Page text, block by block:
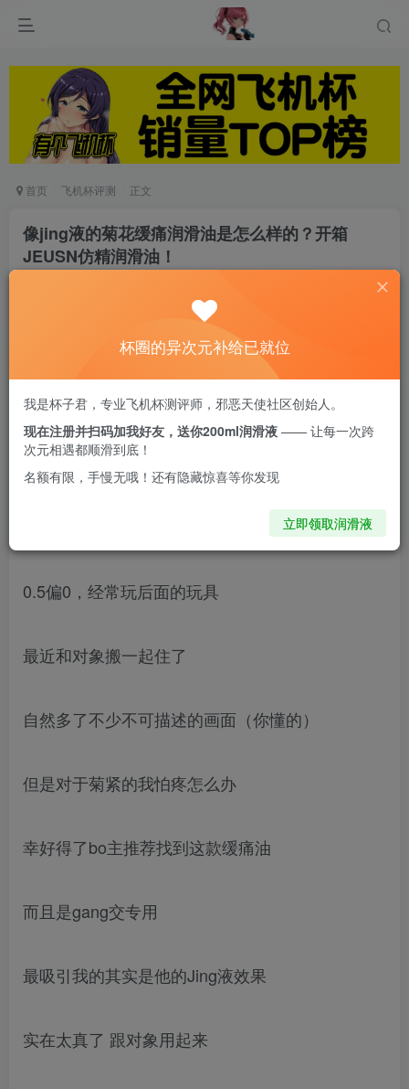
首页 飞机杯评测 正文
像jing液的菊花缓痛润滑油是怎么样的？开箱
JEUSN仿精润滑油！
菊花如何缓痛？让0号Gang交不痛的秘密是什么？
JEUSN仿精润滑油开箱评测！
0.5偏0，经常玩后面的玩具
最近和对象搬一起住了
自然多了不少不可描述的画面（你懂的）
但是对于菊紧的我怕疼怎么办
幸好得了bo主推荐找到这款缓痛油
而且是gang交专用
最吸引我的其实是他的Jing液效果
实在太真了 跟对象用起来
杯圈的异次元补给已就位
我是杯子君，专业飞机杯测评师，邪恶天使社区创始人。
现在注册并扫码加我好友，送你200ml润滑液 —— 让每一次跨
次元相遇都顺滑到底！
名额有限，手慢无哦！还有隐藏惊喜等你发现
立即领取润滑液